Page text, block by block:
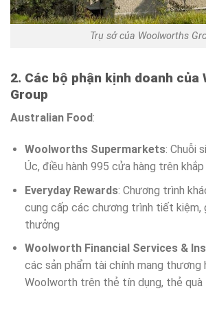
Trụ sở của Woolworths
2. Các bộ phận kịnh doanh
Group
Australian Food:
Woolworths Supermarkets: Chuỗi
Úc, điều hành 995 cửa hàng trên
Everyday Rewards: Chương trình
cung cấp các chương trình tiết kiệm,
thưởng
Woolworth Financial Services &
các sản phẩm tài chính mang thương
Woolworth trên thẻ tín dụng, thẻ quà